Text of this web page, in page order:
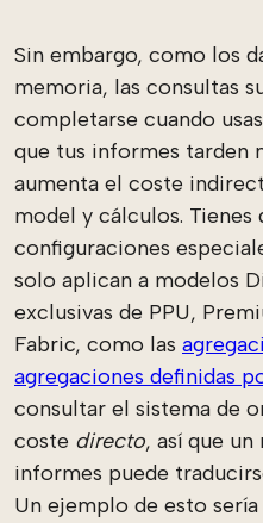
Sin embargo, como los
memoria, las consultas
completarse cuando
que tus informes tarden
aumenta el coste
model y cálculos. Tienes
configuraciones
solo aplican a modelos
exclusivas de PPU,
Fabric, como las
agregaciones definidas
consultar el sistema de
coste directo, así que
informes puede
Un ejemplo de esto